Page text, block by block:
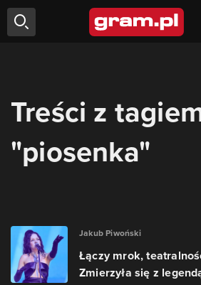
Treści z
"piosenka"
Jakub Piwoński
Łączy mrok,
Zmierzyła się z